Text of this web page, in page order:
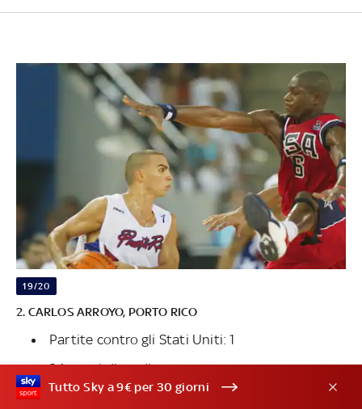
19/20
2. CARLOS ARROYO, PORTO RICO
Partite contro gli Stati Uniti: 1
24 punti di media
Tutto Sky a 9€ per 30 giorni